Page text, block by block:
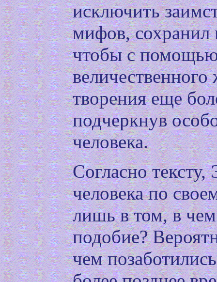
исключить
мифов, сохранил
чтобы с помощью
величественного
творения еще
подчеркнув
человека.
Согласно тексту,
человека по
лишь в том, в
подобие?
чем